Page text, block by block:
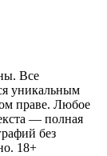
Все
уникальным
праве. Любое
— полная
без
18+